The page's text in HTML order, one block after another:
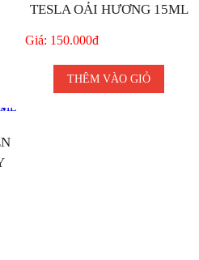
TESLA OẢI HƯƠNG 15ML
Giá: 150.000đ
THÊM VÀO GIỎ